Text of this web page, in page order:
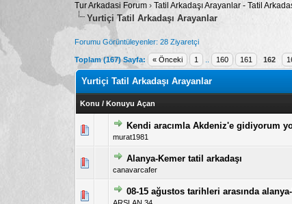
Tur Arkadasi Forum ›Tatil Arkadaşı Arayanlar - Tatil
Yurtiçi Tatil Arkadaşı Arayanlar
Forumu Görüntüleyenler: 28 Ziyaretçi
Toplam (167) Sayfa: « Önceki 1 160 161 162
Yurtiçi Tatil Arkadaşı Arayanlar
Konu /Konuyu Açan
Kendi aracımla Akdeniz'e gidiyorum
murat1981
5 üzerinden 0 Oy -
Alanya-Kemer tatil arkadaşı
canavarcafer
5 üzerinden 0 Oy -
08-15 ağustos tarihleri arasında
5 üzerinden 0 Oy -